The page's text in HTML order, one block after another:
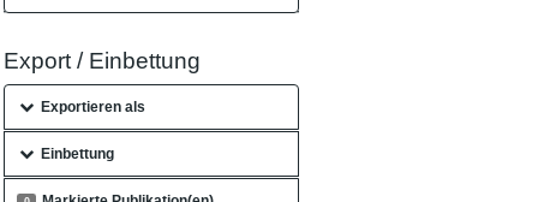
Export / Einbettung
Exportieren als
Einbettung